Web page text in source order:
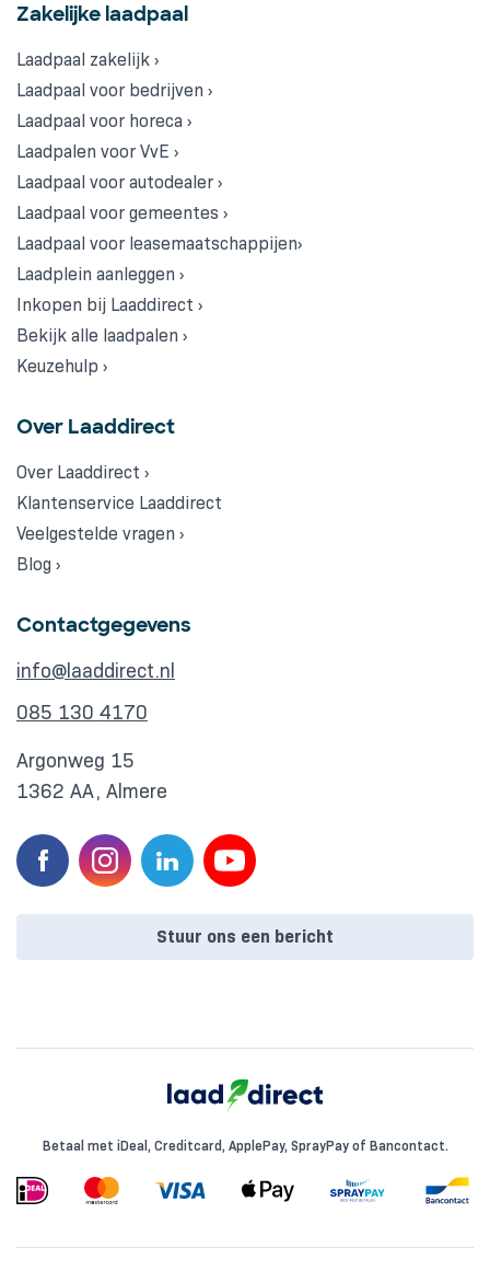
Zakelijke laadpaal
Laadpaal zakelijk ›
Laadpaal voor bedrijven ›
Laadpaal voor horeca ›
Laadpalen voor VvE ›
Laadpaal voor autodealer ›
Laadpaal voor gemeentes ›
Laadpaal voor leasemaatschappijen›
Laadplein aanleggen ›
Inkopen bij Laaddirect ›
Bekijk alle laadpalen ›
Keuzehulp ›
Over Laaddirect
Over Laaddirect ›
Klantenservice Laaddirect
Veelgestelde vragen ›
Blog ›
Contactgegevens
info@laaddirect.nl
085 130 4170
Argonweg 15
1362 AA, Almere
Stuur ons een bericht
Betaal met iDeal, Creditcard, ApplePay, SprayPay of Bancontact.